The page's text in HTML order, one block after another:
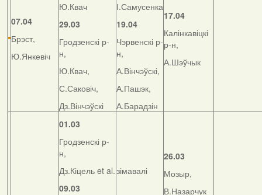
07.04
Брэст,
Ю.Янкевіч
Ю.Квач
29.03
Гродзенскі р-
н,
Ю.Квач,
С.Саковіч,
Дз.Вінчэўскі
І.Самусенка
19.04
Чэрвенскі р-
н,
А.Вінчэўскі,
А.Пашэк,
А.Барадзін
17.04
Калінкавіцкі
р-н,
А.Шэўчык
01.03
Гродзенскі р-
н,
Дз.Кіцель et al.
09.03
зімавалі
26.03
Мозыр,
В.Назарчук